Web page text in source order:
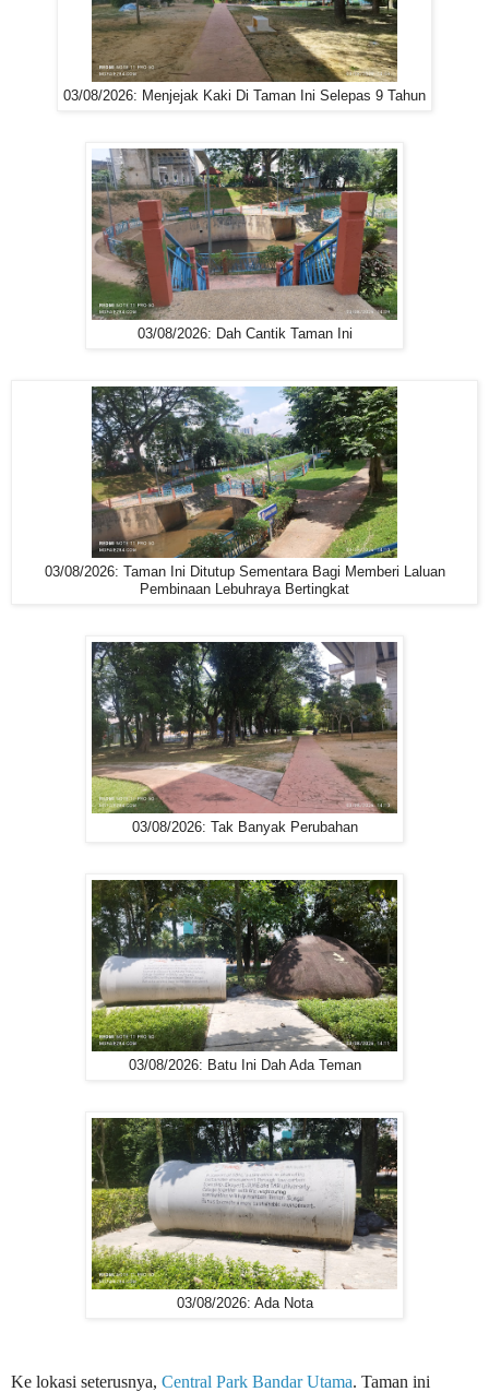
03/08/2026: Menjejak Kaki Di Taman Ini Selepas 9 Tahun
03/08/2026: Dah Cantik Taman Ini
03/08/2026: Taman Ini Ditutup Sementara Bagi Memberi Laluan
Pembinaan Lebuhraya Bertingkat
03/08/2026: Tak Banyak Perubahan
03/08/2026: Batu Ini Dah Ada Teman
03/08/2026: Ada Nota
Ke lokasi seterusnya, Central Park Bandar Utama. Taman ini